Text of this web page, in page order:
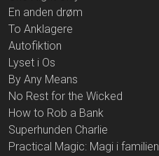
En anden drøm
To Anklagere
Autofiktion
Lyset i Os
By Any Means
No Rest for the Wicked
How to Rob a Bank
Superhunden Charlie
Practical Magic: Magi i familien